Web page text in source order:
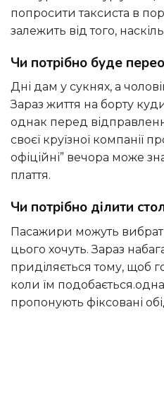
попросити таксиста в
залежить від того,
Чи потрібно буде
Дні дам у сукнях, а чоловіків у фраках минули.
Зараз життя на борту
однак перед
своєї круїзної компанії
офіційні” вечора може
плаття.
Чи потрібно ділити
Пасажири можуть вибрати спільні столи, якщо
цього хочуть. Зараз
приділяється тому, щоб
коли їм
пропонують фіксовані